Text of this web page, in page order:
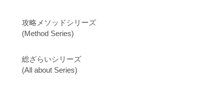
攻略メソッドシリーズ
(Method Series)
総ざらいシリーズ
(All about Series)